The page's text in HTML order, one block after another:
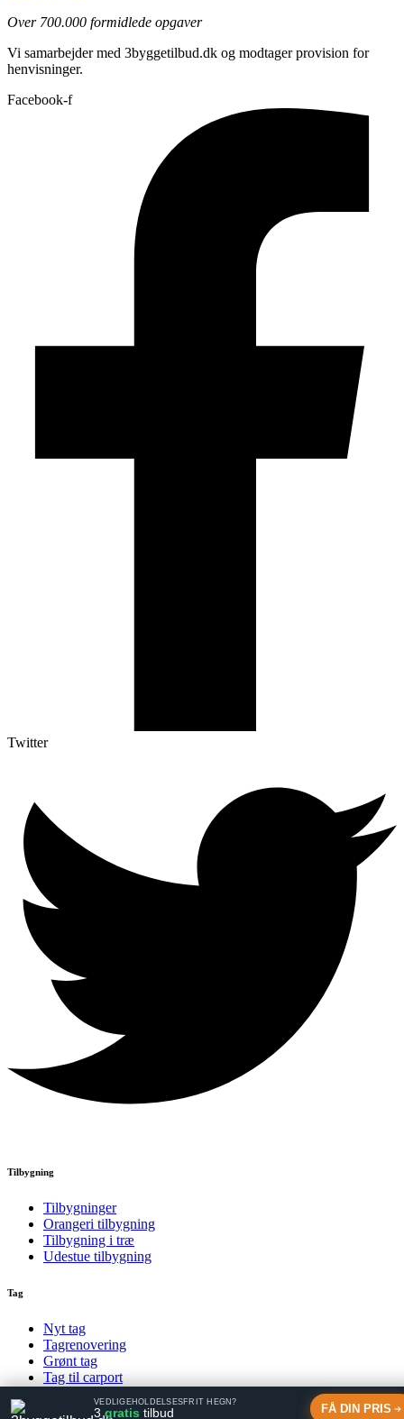
Over 700.000 formidlede opgaver
VEDLIGEHOLDELSESFRIT HEGN?
3gratis tilbud FÅ DIN PRIS
Vi samarbejder med 3byggetilbud.dk og modtager provision for
henvisninger.
Facebook-f
Twitter
Tilbygning
Tilbygninger
Orangeri tilbygning
Tilbygning i træ
Udestue tilbygning
Tag
Nyt tag
Tagrenovering
Grønt tag
Tag til carport
© uldumbyg.dk